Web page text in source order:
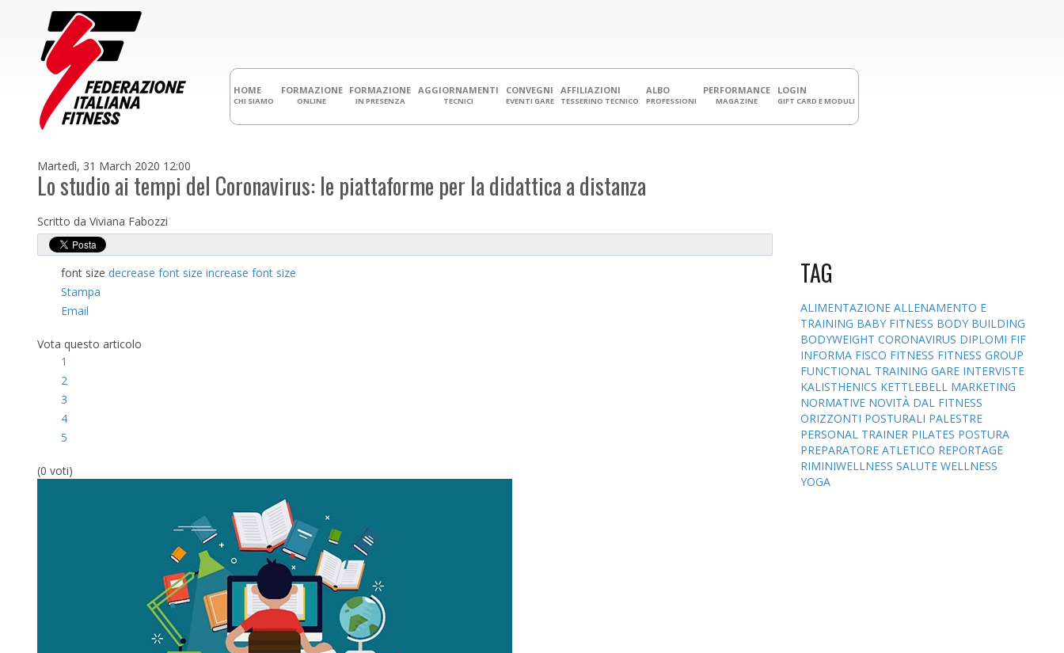
HOME
CHI SIAMO
FORMAZIONE
ONLINE
FORMAZIONE
IN PRESENZA
AGGIORNAMENTI
TECNICI
CONVEGNI
EVENTI GARE
AFFILIAZIONI
TESSERINO TECNICO
ALBO
PROFESSIONI
PERFORMANCE
MAGAZINE
LOGIN
GIFT CARD E MODULI
Martedì, 31 March 2020 12:00
Lo studio ai tempi del Coronavirus: le piattaforme per la didattica a distanza
Scritto da Viviana Fabozzi
font size decrease font size increase font size
Stampa
Email
Vota questo articolo
1
2
3
4
5
(0 voti)
TAG
ALIMENTAZIONE ALLENAMENTO E
TRAINING BABY FITNESS BODY BUILDING
BODYWEIGHT CORONAVIRUS DIPLOMI FIF
INFORMA FISCO FITNESS FITNESS GROUP
FUNCTIONAL TRAINING GARE INTERVISTE
KALISTHENICS KETTLEBELL MARKETING
NORMATIVE NOVITÀ DAL FITNESS
ORIZZONTI POSTURALI PALESTRE
PERSONAL TRAINER PILATES POSTURA
PREPARATORE ATLETICO REPORTAGE
RIMINIWELLNESS SALUTE WELLNESS
YOGA